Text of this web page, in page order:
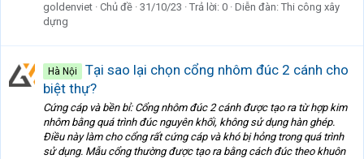
goldenviet Chủ đề 31/10/23 Trả lời: 0 Diễn đàn: Thi công xây
dựng
Hà Nội
Tại sao lại chọn cổng nhôm đúc 2 cánh cho
biệt thự?
Cứng cáp và bền bỉ: Cổng nhôm đúc 2 cánh được tạo ra từ hợp kim
nhôm bằng quá trình đúc nguyên khối, không sử dụng hàn ghép.
Điều này làm cho cổng rất cứng cáp và khó bị hỏng trong quá trình
sử dụng. Mẫu cổng thường được tạo ra bằng cách đúc theo khuôn